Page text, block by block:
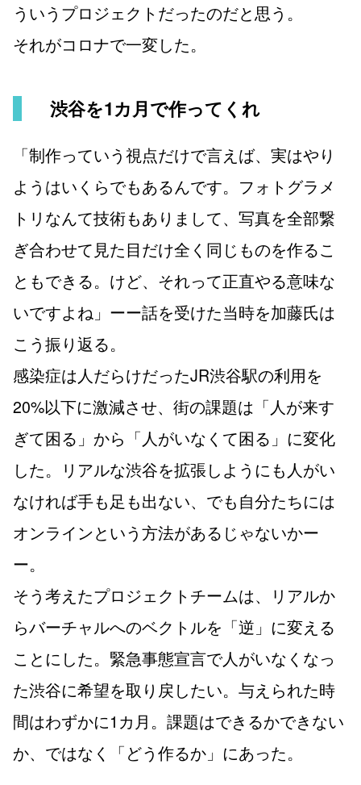
ういうプロジェクトだったのだと思う。
それがコロナで一変した。
渋谷を1カ月で作ってくれ
「制作っていう視点だけで言えば、実はやり
ようはいくらでもあるんです。フォトグラメ
トリなんて技術もありまして、写真を全部繋
ぎ合わせて見た目だけ全く同じものを作るこ
ともできる。けど、それって正直やる意味な
いですよね」ーー話を受けた当時を加藤氏は
こう振り返る。
感染症は人だらけだったJR渋谷駅の利用を
20%以下に激減させ、街の課題は「人が来す
ぎて困る」から「人がいなくて困る」に変化
した。リアルな渋谷を拡張しようにも人がい
なければ手も足も出ない、でも自分たちには
オンラインという方法があるじゃないかー
ー。
そう考えたプロジェクトチームは、リアルか
らバーチャルへのベクトルを「逆」に変える
ことにした。緊急事態宣言で人がいなくなっ
た渋谷に希望を取り戻したい。与えられた時
間はわずかに1カ月。課題はできるかできない
か、ではなく「どう作るか」にあった。